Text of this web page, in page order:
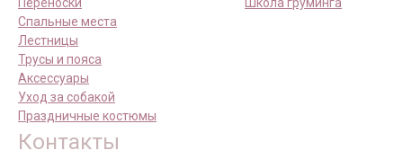
Спальные места
Лестницы
Трусы и пояса
Аксессуары
Уход за собакой
Праздничные костюмы
Контакты